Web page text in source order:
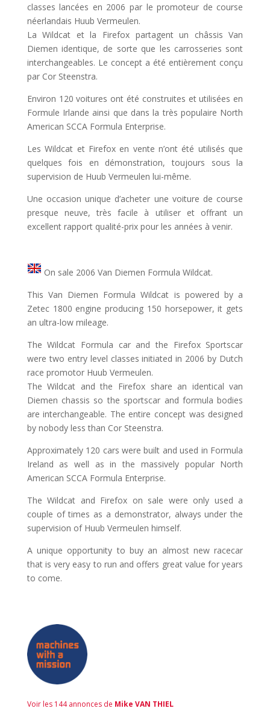
classes lancées en 2006 par le promoteur de course
néerlandais Huub Vermeulen.
La Wildcat et la Firefox partagent un châssis Van
Diemen identique, de sorte que les carrosseries sont
interchangeables. Le concept a été entièrement conçu
par Cor Steenstra.
Environ 120 voitures ont été construites et utilisées en
Formule Irlande ainsi que dans la très populaire North
American SCCA Formula Enterprise.
Les Wildcat et Firefox en vente n’ont été utilisés que
quelques fois en démonstration, toujours sous la
supervision de Huub Vermeulen lui-même.
Une occasion unique d’acheter une voiture de course
presque neuve, très facile à utiliser et offrant un
excellent rapport qualité-prix pour les années à venir.
On sale 2006 Van Diemen Formula Wildcat.
This Van Diemen Formula Wildcat is powered by a
Zetec 1800 engine producing 150 horsepower, it gets
an ultra-low mileage.
The Wildcat Formula car and the Firefox Sportscar
were two entry level classes initiated in 2006 by Dutch
race promotor Huub Vermeulen.
The Wildcat and the Firefox share an identical van
Diemen chassis so the sportscar and formula bodies
are interchangeable. The entire concept was designed
by nobody less than Cor Steenstra.
Approximately 120 cars were built and used in Formula
Ireland as well as in the massively popular North
American SCCA Formula Enterprise.
The Wildcat and Firefox on sale were only used a
couple of times as a demonstrator, always under the
supervision of Huub Vermeulen himself.
A unique opportunity to buy an almost new racecar
that is very easy to run and offers great value for years
to come.
Voir les 144 annonces de Mike VAN THIEL